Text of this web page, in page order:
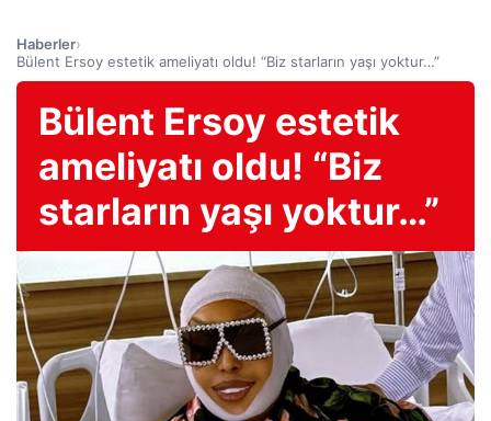
Haberler›
Bülent Ersoy estetik ameliyatı oldu! “Biz starların yaşı yoktur…”
Bülent Ersoy estetik
ameliyatı oldu! “Biz
starların yaşı yoktur…”